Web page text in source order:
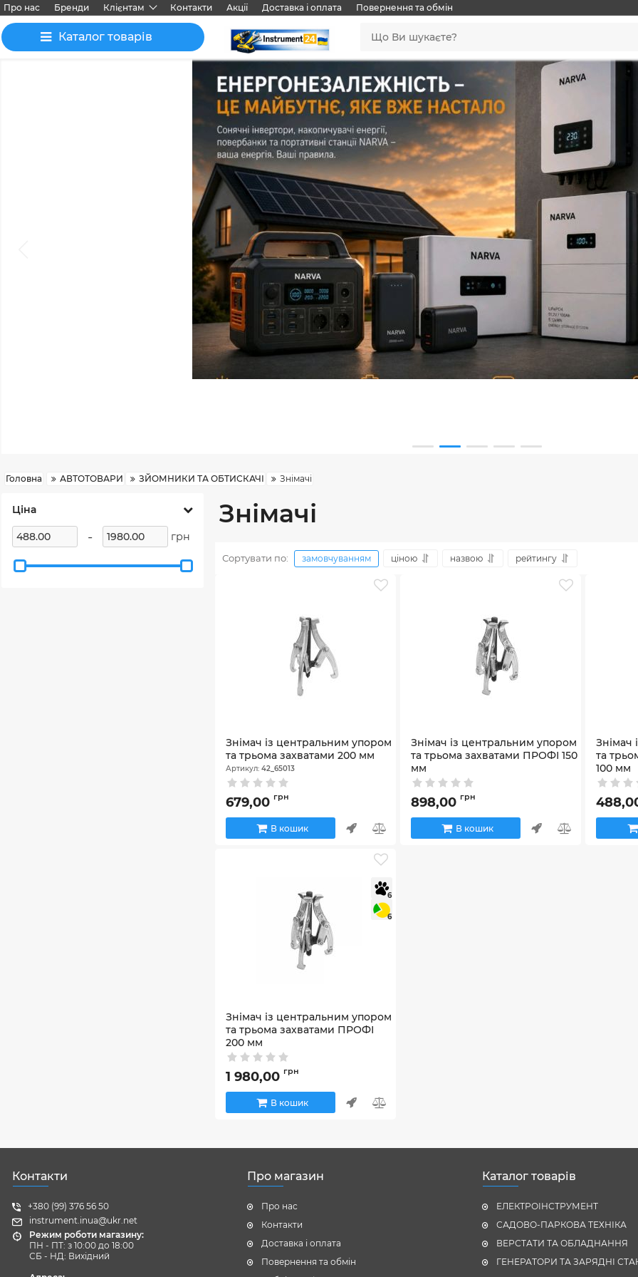
Про нас Бренди Клієнтам Контакти Акції Доставка і оплата Повернення та обмін
Каталог товарів
Головна АВТОТОВАРИ ЗЙОМНИКИ ТА ОБТИСКАЧІ Знімачі
Ціна
- грн
Знімачі
Сортувати по: замовчуванням ціною назвою рейтингу
Знімач із центральним упором
та трьома захватами 200 мм
Артикул: 42_65013
679,00 грн
В кошик
Знімач із центральним упором
та трьома захватами ПРОФІ 150
мм
Артикул:42_65032
898,00 грн
В кошик
Знімач
та
100 мм
Артикул:
6
6
Знімач із центральним упором
та трьома захватами ПРОФІ
200 мм
Артикул:42_65033
1 980,00 грн
В кошик
Контакти
+380 (99) 376 56 50
instrument.inua@ukr.net
Режим роботи магазину:
ПН - ПТ: з 10:00 до 18:00
СБ - НД: Вихідний
Про магазин
Про нас
Контакти
Доставка і оплата
Повернення та обмін
Каталог товарів
ЕЛЕКТРОІНСТРУМЕНТ
САДОВО-ПАРКОВА ТЕХНІКА
ВЕРСТАТИ ТА ОБЛАДНАННЯ
ГЕНЕРАТОРИ ТА ЗАРЯДНІ